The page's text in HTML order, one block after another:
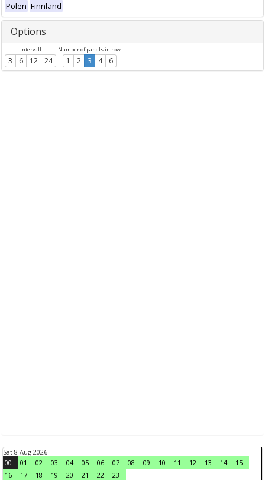
Polen Finnland
Options
Intervall
3 6 12 24
Number of panels in row
1 2 3 4 6
Sat 8 Aug 2026
00
01 02 03 04 05 06 07 08 09 10 11 12 13 14
15
16
17 18 19 20 21 22
23